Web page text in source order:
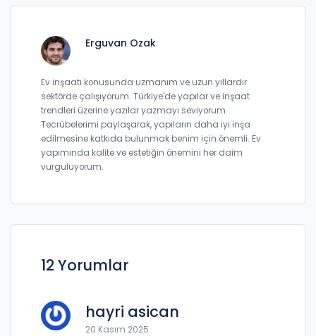
Erguvan Ozak
Ev inşaatı konusunda uzmanım ve uzun yıllardır
sektörde çalışıyorum. Türkiye'de yapılar ve inşaat
trendleri üzerine yazılar yazmayı seviyorum.
Tecrübelerimi paylaşarak, yapıların daha iyi inşa
edilmesine katkıda bulunmak benim için önemli. Ev
yapımında kalite ve estetiğin önemini her daim
vurguluyorum.
12 Yorumlar
hayri asican
20 Kasım 2025